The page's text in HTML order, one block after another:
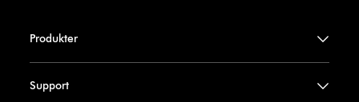
Produkter
Support